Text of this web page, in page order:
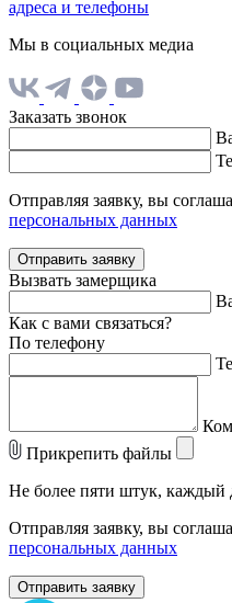
адреса и телефоны
Мы в социальных медиа
Заказать звонок
Отправляя заявку, вы
персональных данных
Отправить заявку
Вызвать замерщика
Как с вами связаться?
По телефону
Прикрепить файлы
Не более пяти штук,
Отправляя заявку, вы
персональных данных
Отправить заявку